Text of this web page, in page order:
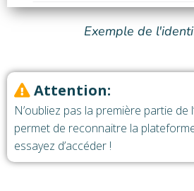
Exemple de
Attention:
N’oubliez pas la première partie de
permet de reconnaitre la
essayez d’accéder !